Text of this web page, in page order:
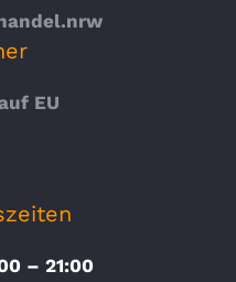
EU
– 21:00